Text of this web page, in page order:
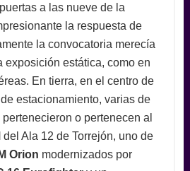
a las nueve de la
la respuesta de
la convocatoria merecía
exposición estática, como en
En tierra, en el centro de
estacionamiento, varias de
o pertenecen al
del Ala 12 de Torrejón, uno de
Orion modernizados por